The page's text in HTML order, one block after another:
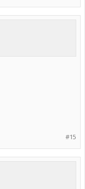
#15